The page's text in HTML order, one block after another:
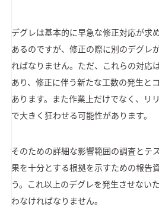
デグレは基本的に早急な修正対応が求
あるのですが、修正の際に別のデグレ
ればなりません。ただ、これらの対応
あり、修正に伴う新たな工数の発生と
あります。また作業上だけでなく、リ
で大きく狂わせる可能性があります。
そのための詳細な影響範囲の調査とテ
果を十分とする根拠を示すための報告
う。これ以上のデグレを発生させない
わなければなりません。